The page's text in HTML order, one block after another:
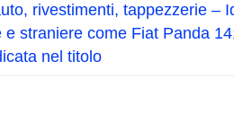
rivestimenti, tappezzerie –
straniere come Fiat Panda
nel titolo